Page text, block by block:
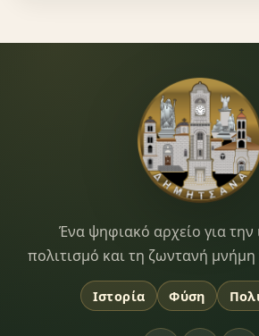
Dimitsana.gr
Ένα ψηφιακό αρχείο για την
πολιτισμό και τη ζωντανή
Ιστορία Φύση